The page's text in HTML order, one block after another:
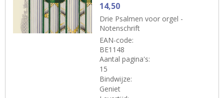
14,50
Drie Psalmen voor orgel -
Notenschrift
EAN-code:
BE1148
Aantal pagina's:
15
Bindwijze:
Geniet